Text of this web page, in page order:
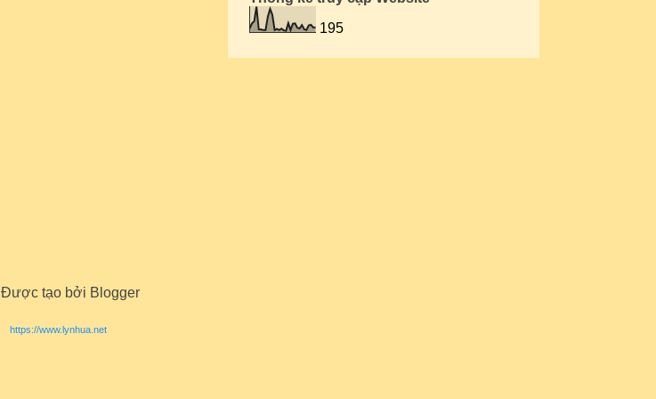
06/03/16
195
Được tạo bởi Blogger
https://www.lynhua.net